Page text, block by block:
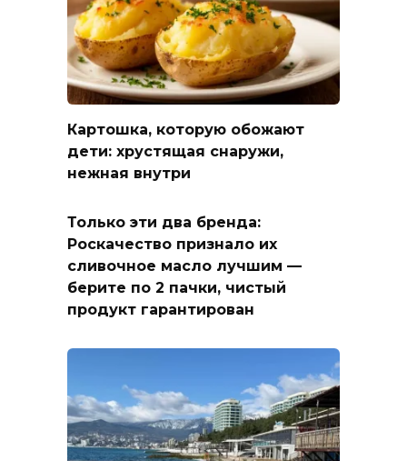
Картошка, которую обожают
дети: хрустящая снаружи,
нежная внутри
Только эти два бренда:
Роскачество признало их
сливочное масло лучшим —
берите по 2 пачки, чистый
продукт гарантирован